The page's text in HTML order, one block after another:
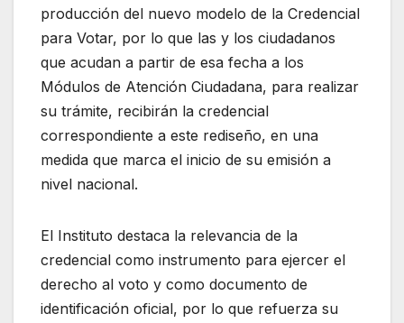
producción del nuevo modelo de la Credencial
para Votar, por lo que las y los ciudadanos
que acudan a partir de esa fecha a los
Módulos de Atención Ciudadana, para realizar
su trámite, recibirán la credencial
correspondiente a este rediseño, en una
medida que marca el inicio de su emisión a
nivel nacional.
El Instituto destaca la relevancia de la
credencial como instrumento para ejercer el
derecho al voto y como documento de
identificación oficial, por lo que refuerza su